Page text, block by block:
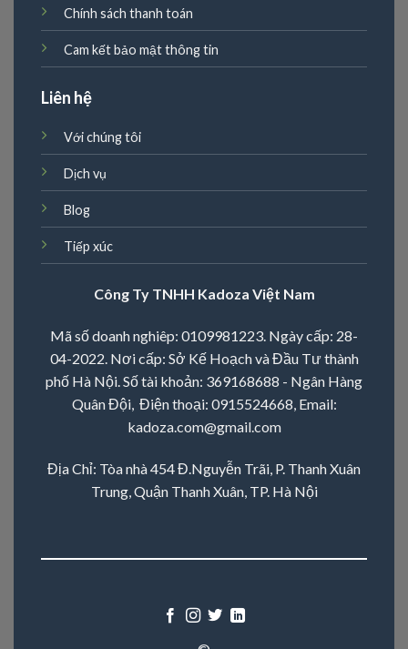
Chính sách thanh toán
Cam kết bảo mật thông tin
Liên hệ
Với chúng tôi
Dịch vụ
Blog
Tiếp xúc
Công Ty TNHH Kadoza Việt Nam
Mã số doanh nghiêp: 0109981223. Ngày cấp: 28-
04-2022. Nơi cấp: Sở Kế Hoạch và Đầu Tư thành
phố Hà Nội. Số tài khoản: 369168688 - Ngân Hàng
Quân Đội, Điện thoại: 0915524668 , Email:
kadoza.com@gmail.com
Địa Chỉ: Tòa nhà 454 Đ.Nguyễn Trãi, P. Thanh Xuân
Trung, Quận Thanh Xuân, TP. Hà Nội